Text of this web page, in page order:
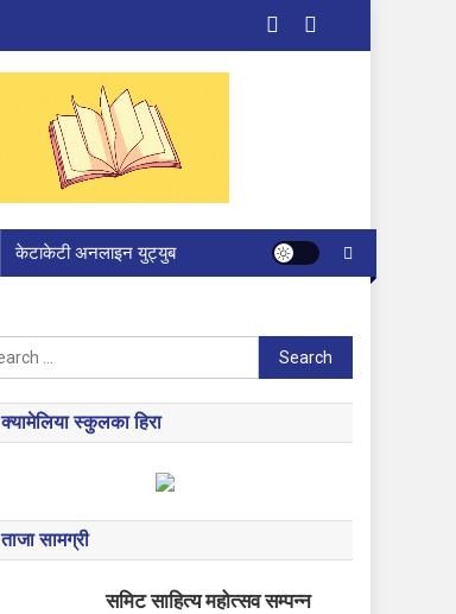
केटाकेटी अनलाइन युट्युब
Search
for:
क्यामेलिया स्कुलका हिरा
ताजा सामग्री
समिट साहित्य महोत्सव सम्पन्न